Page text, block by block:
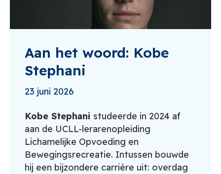
Aan het woord: Kobe
Stephani
23 juni 2026
Kobe Stephani studeerde in 2024 af
aan de UCLL-lerarenopleiding
Lichamelijke Opvoeding en
Bewegingsrecreatie. Intussen bouwde
hij een bijzondere carrière uit: overdag